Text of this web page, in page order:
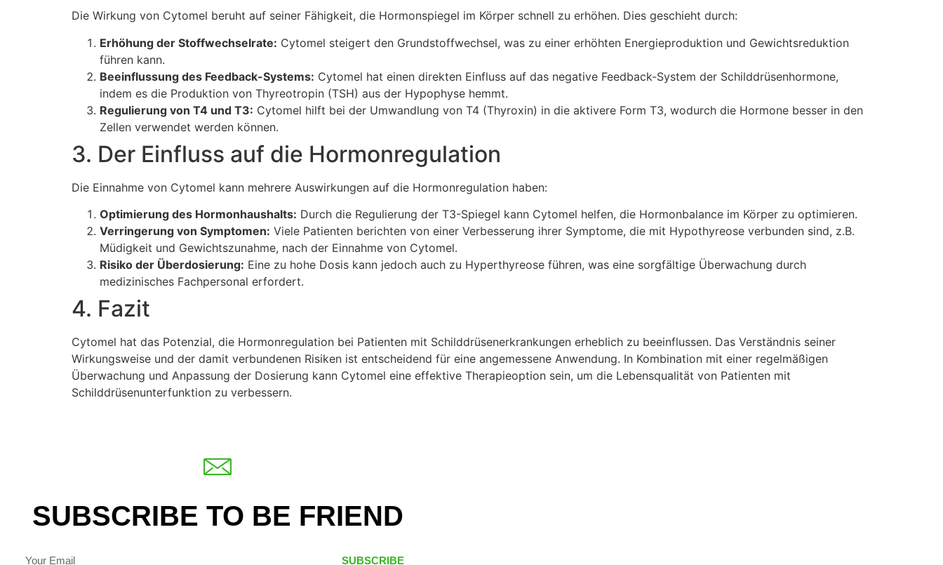
Die Wirkung von Cytomel beruht auf seiner Fähigkeit, die Hormonspiegel im Körper schnell zu erhöhen. Dies geschieht durch:
Erhöhung der Stoffwechselrate: Cytomel steigert den Grundstoffwechsel, was zu einer erhöhten Energieproduktion und Gewichtsreduktion
führen kann.
Beeinflussung des Feedback-Systems: Cytomel hat einen direkten Einfluss auf das negative Feedback-System der Schilddrüsenhormone,
indem es die Produktion von Thyreotropin (TSH) aus der Hypophyse hemmt.
Regulierung von T4 und T3: Cytomel hilft bei der Umwandlung von T4 (Thyroxin) in die aktivere Form T3, wodurch die Hormone besser in den
Zellen verwendet werden können.
3. Der Einfluss auf die Hormonregulation
Die Einnahme von Cytomel kann mehrere Auswirkungen auf die Hormonregulation haben:
Optimierung des Hormonhaushalts: Durch die Regulierung der T3-Spiegel kann Cytomel helfen, die Hormonbalance im Körper zu optimieren.
Verringerung von Symptomen: Viele Patienten berichten von einer Verbesserung ihrer Symptome, die mit Hypothyreose verbunden sind, z.B.
Müdigkeit und Gewichtszunahme, nach der Einnahme von Cytomel.
Risiko der Überdosierung: Eine zu hohe Dosis kann jedoch auch zu Hyperthyreose führen, was eine sorgfältige Überwachung durch
medizinisches Fachpersonal erfordert.
4. Fazit
Cytomel hat das Potenzial, die Hormonregulation bei Patienten mit Schilddrüsenerkrankungen erheblich zu beeinflussen. Das Verständnis seiner
Wirkungsweise und der damit verbundenen Risiken ist entscheidend für eine angemessene Anwendung. In Kombination mit einer regelmäßigen
Überwachung und Anpassung der Dosierung kann Cytomel eine effektive Therapieoption sein, um die Lebensqualität von Patienten mit
Schilddrüsenunterfunktion zu verbessern.
SUBSCRIBE TO BE FRIEND
SUBSCRIBE